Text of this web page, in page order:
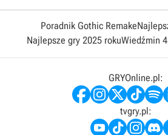
Poradnik Gothic Remake
Najlepsze gry 2025 rokuWiedźmin 4
GRYOnline.pl:
tvgry.pl: